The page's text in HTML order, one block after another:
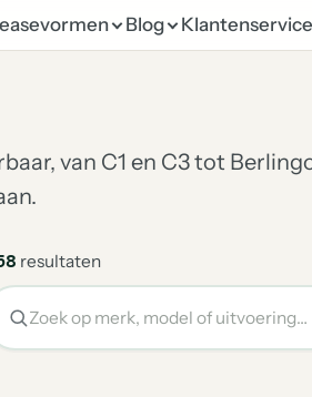
Blog Klantenservice
van C1 en C3 tot
resultaten